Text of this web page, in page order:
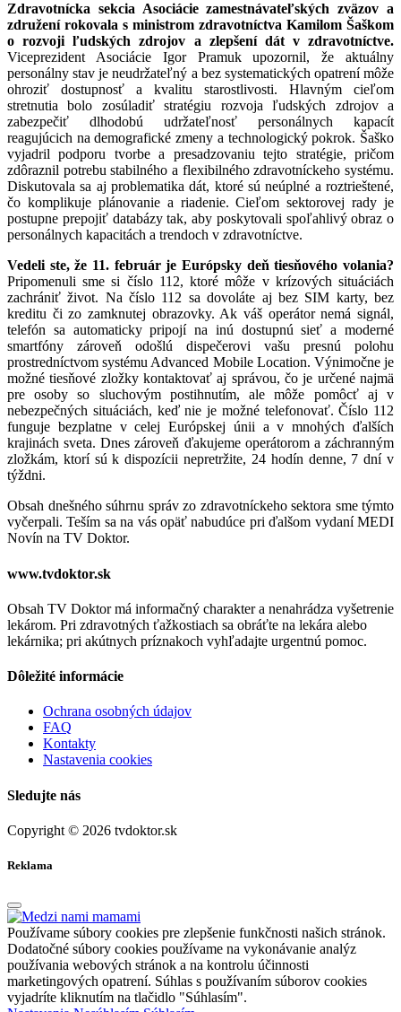
Zdravotnícka sekcia Asociácie zamestnávateľských zväzov a
združení rokovala s ministrom zdravotníctva Kamilom Šaškom
o rozvoji ľudských zdrojov a zlepšení dát v zdravotníctve.
Viceprezident Asociácie Igor Pramuk upozornil, že aktuálny
personálny stav je neudržateľný a bez systematických opatrení môže
ohroziť dostupnosť a kvalitu starostlivosti. Hlavným cieľom
stretnutia bolo zosúladiť stratégiu rozvoja ľudských zdrojov a
zabezpečiť dlhodobú udržateľnosť personálnych kapacít
reagujúcich na demografické zmeny a technologický pokrok. Šaško
vyjadril podporu tvorbe a presadzovaniu tejto stratégie, pričom
zdôraznil potrebu stabilného a flexibilného zdravotníckeho systému.
Diskutovala sa aj problematika dát, ktoré sú neúplné a roztrieštené,
čo komplikuje plánovanie a riadenie. Cieľom sektorovej rady je
postupne prepojiť databázy tak, aby poskytovali spoľahlivý obraz o
personálnych kapacitách a trendoch v zdravotníctve.
Vedeli ste, že 11. február je Európsky deň tiesňového volania?
Pripomenuli sme si číslo 112, ktoré môže v krízových situáciách
zachrániť život. Na číslo 112 sa dovoláte aj bez SIM karty, bez
kreditu či zo zamknutej obrazovky. Ak váš operátor nemá signál,
telefón sa automaticky pripojí na inú dostupnú sieť a moderné
smartfóny zároveň odošlú dispečerovi vašu presnú polohu
prostredníctvom systému Advanced Mobile Location. Výnimočne je
možné tiesňové zložky kontaktovať aj správou, čo je určené najmä
pre osoby so sluchovým postihnutím, ale môže pomôcť aj v
nebezpečných situáciách, keď nie je možné telefonovať. Číslo 112
funguje bezplatne v celej Európskej únii a v mnohých ďalších
krajinách sveta. Dnes zároveň ďakujeme operátorom a záchranným
zložkám, ktorí sú k dispozícii nepretržite, 24 hodín denne, 7 dní v
týždni.
Obsah dnešného súhrnu správ zo zdravotníckeho sektora sme týmto
vyčerpali. Teším sa na vás opäť nabudúce pri ďalšom vydaní MEDI
Novín na TV Doktor.
www.tvdoktor.sk
Obsah TV Doktor má informačný charakter a nenahrádza vyšetrenie
lekárom. Pri zdravotných ťažkostiach sa obráťte na lekára alebo
lekárnika; pri akútnych príznakoch vyhľadajte urgentnú pomoc.
Dôležité informácie
Ochrana osobných údajov
FAQ
Kontakty
Nastavenia cookies
Sledujte nás
Copyright © 2026 tvdoktor.sk
Reklama
Používame súbory cookies pre zlepšenie funkčnosti našich stránok.
Dodatočné súbory cookies používame na vykonávanie analýz
používania webových stránok a na kontrolu účinnosti
marketingových opatrení. Súhlas s používaním súborov cookies
vyjadríte kliknutím na tlačidlo "Súhlasím".